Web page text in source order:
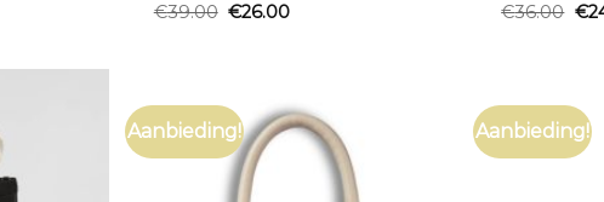
€39.00 €26.00
€36.00 €
Aanbieding! Aanbieding!